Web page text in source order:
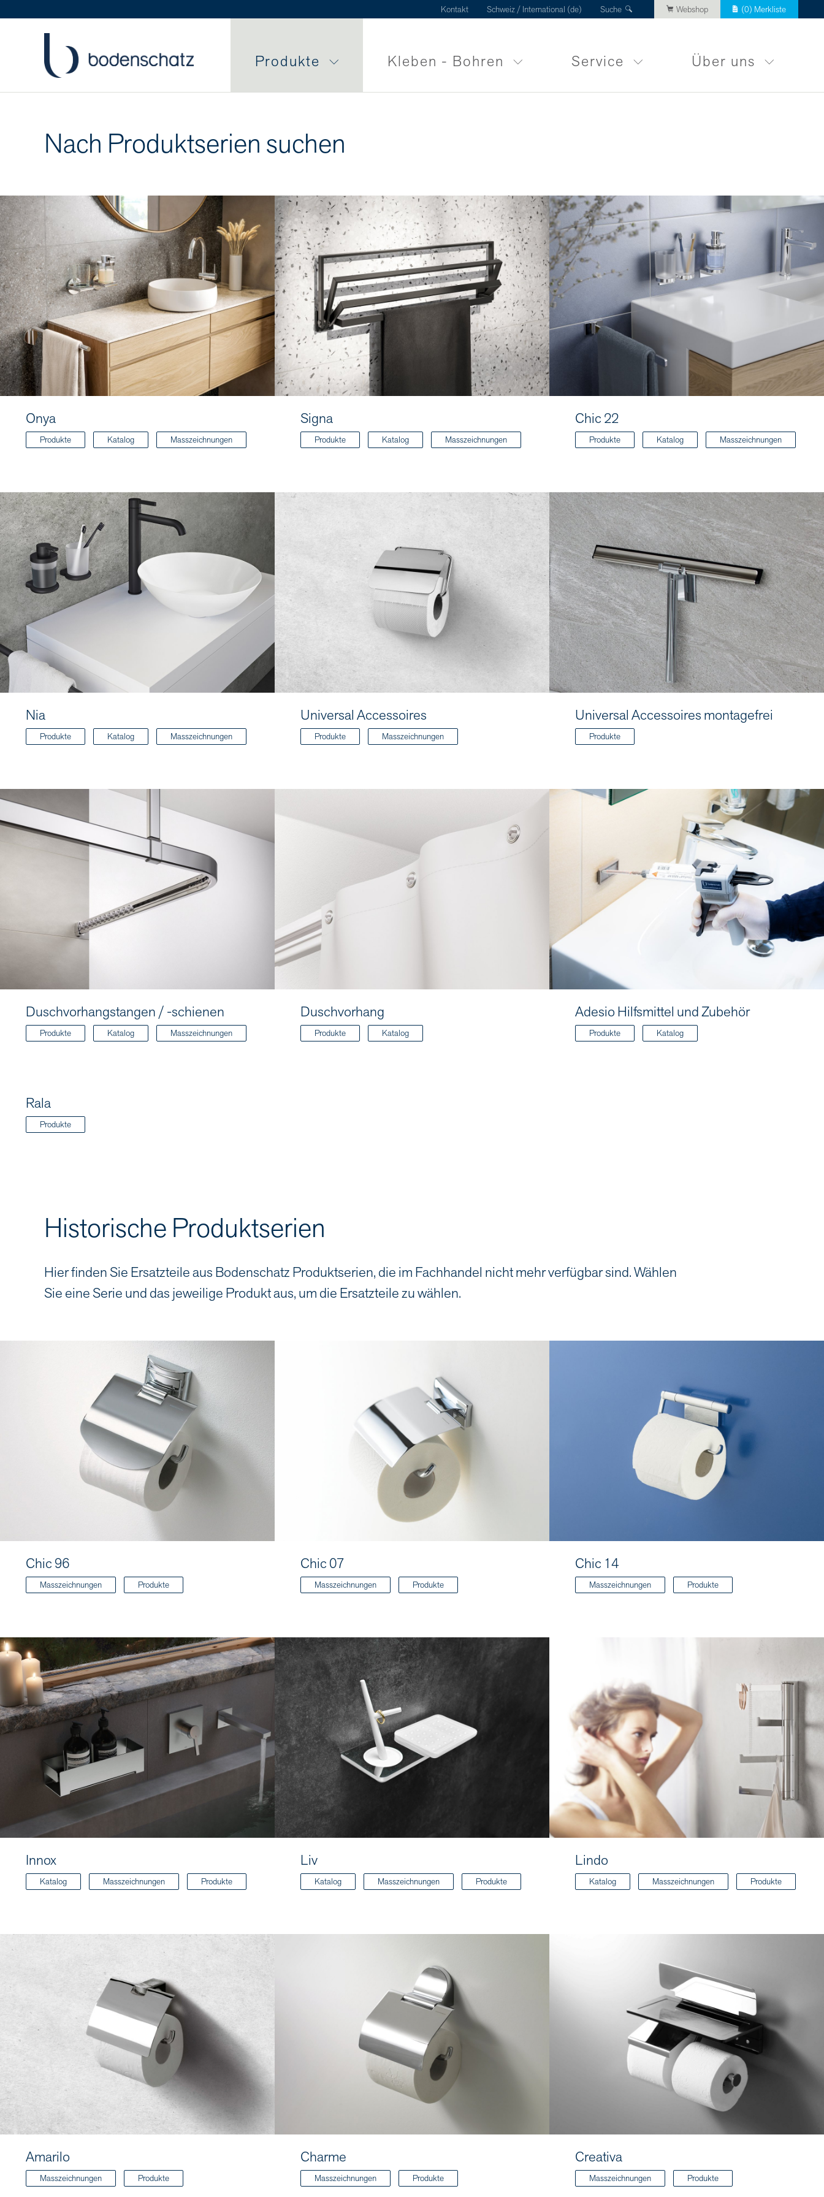
Kontakt Schweiz / International (de) Suche Webshop (0) Merkliste
Produkte Kleben - Bohren Service Über uns
Nach Produktserien suchen
Onya
Produkte Katalog Masszeichnungen
Signa
Produkte Katalog Masszeichnungen
Chic 22
Produkte Katalog Masszeichnungen
Nia
Produkte Katalog Masszeichnungen
Universal Accessoires
Produkte Masszeichnungen
Universal Accessoires montagefrei
Produkte
Duschvorhangstangen / -schienen
Produkte Katalog Masszeichnungen
Duschvorhang
Produkte Katalog
Adesio Hilfsmittel und Zubehör
Produkte Katalog
Rala
Produkte
Historische Produktserien
Hier finden Sie Ersatzteile aus Bodenschatz Produktserien, die im Fachhandel nicht mehr verfügbar sind. Wählen
Sie eine Serie und das jeweilige Produkt aus, um die Ersatzteile zu wählen.
Chic 96
Masszeichnungen Produkte
Chic 07
Masszeichnungen Produkte
Chic 14
Masszeichnungen Produkte
Innox
Katalog Masszeichnungen Produkte
Liv
Katalog Masszeichnungen Produkte
Lindo
Katalog Masszeichnungen Produkte
Amarilo
Masszeichnungen Produkte
Charme
Masszeichnungen Produkte
Creativa
Masszeichnungen Produkte